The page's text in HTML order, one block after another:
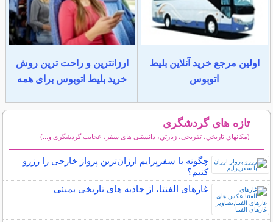
اولین مرجع خرید آنلاین بلیط
اتوبوس
ارزانترین و راحت ترین روش
خرید بلیط اتوبوس برای همه
تازه های گردشگری
(مكانهاي تاريخي، تفریحی، زيارتي، دانستنی های سفر، عجایب گردشگری و...)
چگونه با سفرپرایم ارزان‌ترین پرواز خارجی را رزرو
کنیم؟
غارهای الفنتا، از جاذبه های تاریخی بمبئی